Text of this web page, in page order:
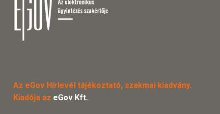
Az eGov Hírlevél tájékoztató, szakmai kiadvány.
Kiadója az eGov Kft.